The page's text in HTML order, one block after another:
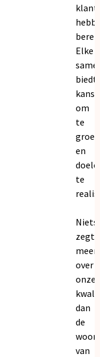
Elke
biedt
om
te
en
te
Niets
zegt
meer
over
onze
dan
de
van